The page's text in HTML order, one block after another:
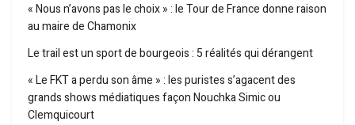
« Nous n’avons pas le choix » : le Tour de France donne raison
au maire de Chamonix
Le trail est un sport de bourgeois : 5 réalités qui dérangent
« Le FKT a perdu son âme » : les puristes s’agacent des
grands shows médiatiques façon Nouchka Simic ou
Clemquicourt